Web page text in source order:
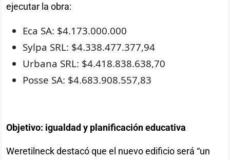
ejecutar la obra:
Eca SA: $4.173.000.000
Sylpa SRL: $4.338.477.377,94
Urbana SRL: $4.418.838.638,70
Posse SA: $4.683.908.557,83
Objetivo: igualdad y planificación educativa
Weretilneck destacó que el nuevo edificio será “un